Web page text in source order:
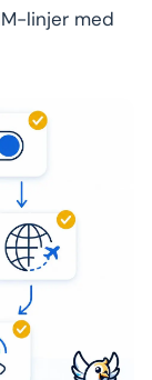
linjer med